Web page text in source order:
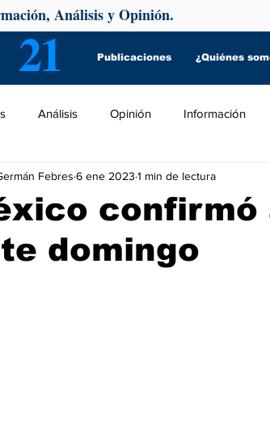
21 Publicaciones ¿Quiénes
Análisis y Opinión.
Análisis Opinión Información
confirmó
domingo
Febres 6 ene 2023 1 min de lectura